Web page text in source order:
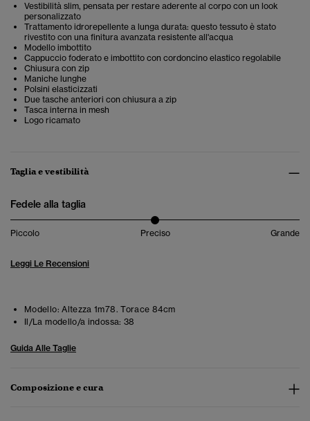
Vestibilità slim, pensata per restare aderente al corpo con un look
personalizzato
Trattamento idrorepellente a lunga durata: questo tessuto è stato
rivestito con una finitura avanzata resistente all'acqua
Modello imbottito
Cappuccio foderato e imbottito con cordoncino elastico regolabile
Chiusura con zip
Maniche lunghe
Polsini elasticizzati
Due tasche anteriori con chiusura a zip
Tasca interna in mesh
Logo ricamato
Taglia e vestibilità
Fedele alla taglia
Piccolo Preciso Grande
Leggi Le Recensioni
Modello: Altezza 1m78. Torace 84cm
Il/La modello/a indossa: 38
Guida Alle Taglie
Composizione e cura